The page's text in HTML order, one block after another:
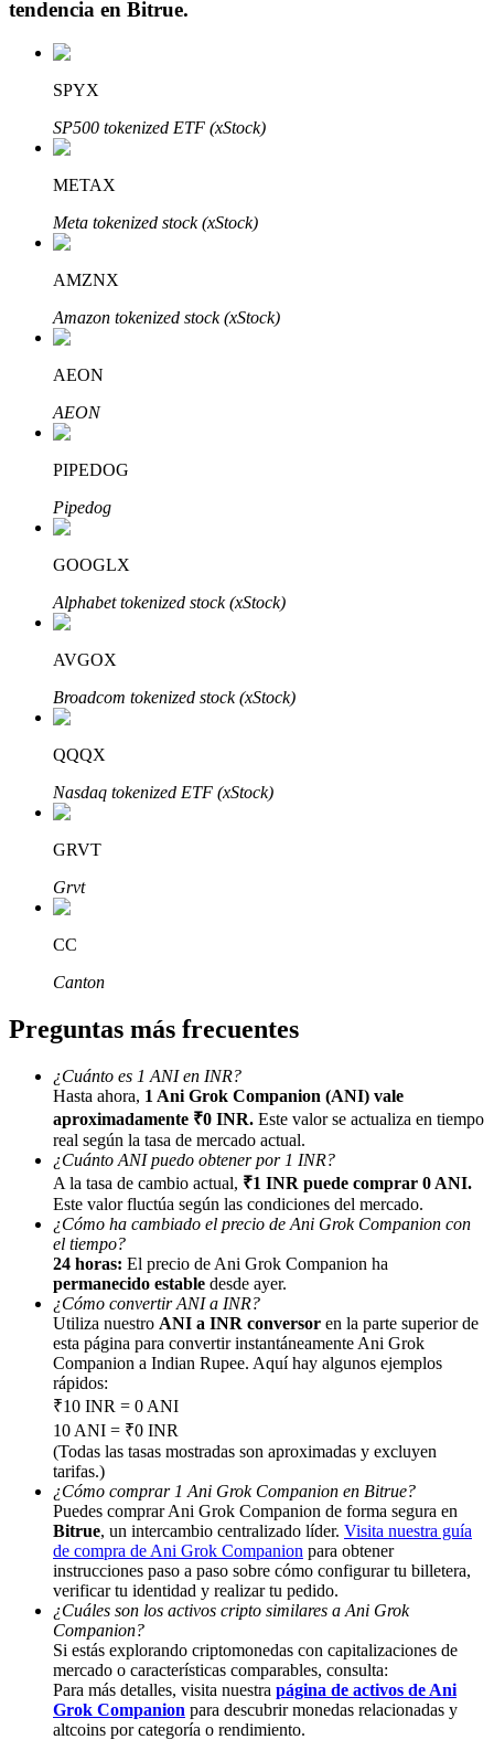
Inversión automática
Obtenga ganancias a largo plazo e intereses flexibles
Aprender Staking
Obtenga más información sobre cómo obtener ingresos pasivos
¡Hasta un 65% de comisiones!
Referencia
Invita a un amigo para recibir recompensas en efectivo
BTC Welcome Rewards
BTC Welcome Rewards
Deposit & Trade BTC to Share 25000 USDT prize pool!
Deposit CASHCAT & Win
Share 500000 CASHCAT prize pool
Exclusive for BitMart Users
tendencia en Bitrue.
SPYX
SP500 tokenized ETF (xStock)
METAX
Meta tokenized stock (xStock)
AMZNX
Amazon tokenized stock (xStock)
AEON
AEON
PIPEDOG
Pipedog
GOOGLX
Alphabet tokenized stock (xStock)
AVGOX
Broadcom tokenized stock (xStock)
QQQX
Nasdaq tokenized ETF (xStock)
GRVT
Grvt
CC
Canton
Preguntas más frecuentes
¿Cuánto es 1 ANI en INR?
Hasta ahora, 1 Ani Grok Companion (ANI) vale
aproximadamente ₹0 INR. Este valor se actualiza en tiempo
real según la tasa de mercado actual.
¿Cuánto ANI puedo obtener por 1 INR?
A la tasa de cambio actual, ₹1 INR puede comprar 0 ANI.
Este valor fluctúa según las condiciones del mercado.
¿Cómo ha cambiado el precio de Ani Grok Companion con
el tiempo?
24 horas: El precio de Ani Grok Companion ha
permanecido estable desde ayer.
¿Cómo convertir ANI a INR?
Utiliza nuestro ANI a INR conversor en la parte superior de
esta página para convertir instantáneamente Ani Grok
Companion a Indian Rupee. Aquí hay algunos ejemplos
rápidos:
₹10 INR = 0 ANI
10 ANI = ₹0 INR
(Todas las tasas mostradas son aproximadas y excluyen
tarifas.)
¿Cómo comprar 1 Ani Grok Companion en Bitrue?
Puedes comprar Ani Grok Companion de forma segura en
Bitrue, un intercambio centralizado líder. Visita nuestra guía
de compra de Ani Grok Companion para obtener
instrucciones paso a paso sobre cómo configurar tu billetera,
verificar tu identidad y realizar tu pedido.
¿Cuáles son los activos cripto similares a Ani Grok
Companion?
Si estás explorando criptomonedas con capitalizaciones de
mercado o características comparables, consulta:
Para más detalles, visita nuestra página de activos de Ani
Grok Companion para descubrir monedas relacionadas y
altcoins por categoría o rendimiento.